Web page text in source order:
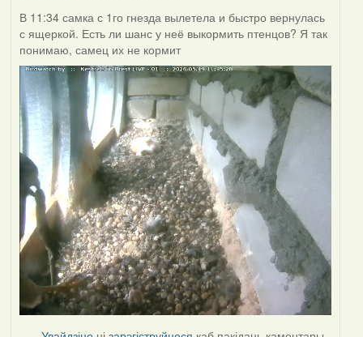
В 11:34 самка с 1го гнезда вылетела и быстро вернулась
с ящеркой. Есть ли шанс у неё выкормить птенцов? Я так
понимаю, самец их не кормит